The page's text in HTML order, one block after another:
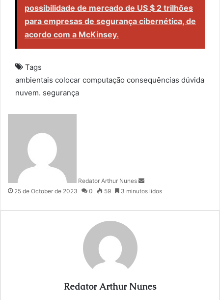
possibilidade de mercado de US $ 2 trilhões
para empresas de segurança cibernética, de
acordo com a McKinsey.
Tags
ambientais colocar computação consequências dúvida
nuvem. segurança
Redator Arthur Nunes
m
i
25 de October de 2023 0 59 3 minutos lidos
Redator Arthur Nunes